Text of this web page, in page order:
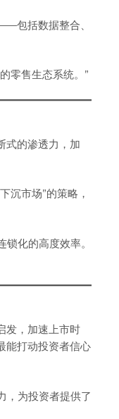
包括数据整合、
零售生态系统。”
式的渗透力，加
沉市场”的策略，
化的高度效率。
发，加速上市时
能打动投资者信心
，为投资者提供了